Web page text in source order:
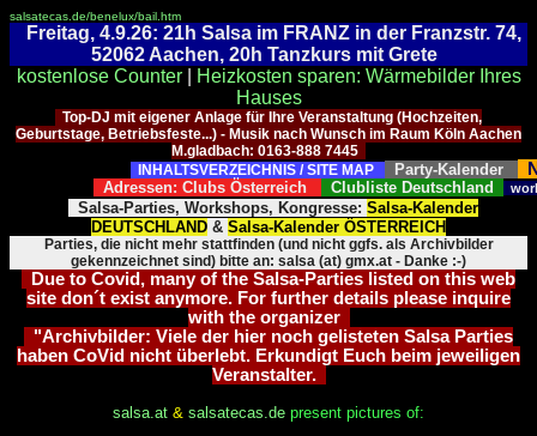
salsatecas.de/benelux/bail.htm
Freitag, 4.9.26: 21h Salsa im FRANZ in der Franzstr. 74,
52062 Aachen, 20h Tanzkurs mit Grete
kostenlose Counter|
Heizkosten sparen: Wärmebilder Ihres
Hauses
Top-DJ mit eigener Anlage für Ihre Veranstaltung (Hochzeiten,
Geburtstage, Betriebsfeste...) - Musik nach Wunsch im Raum Köln Aachen
M.gladbach: 0163-888 7445
INHALTSVERZEICHNIS / SITE MAP
Party-Kalender
Adressen: Clubs Österreich Clubliste Deutschland
Salsa-Parties, Workshops, Kongresse: Salsa-Kalender
DEUTSCHLAND & Salsa-Kalender ÖSTERREICH
Parties, die nicht mehr stattfinden (und nicht ggfs. als Archivbilder
gekennzeichnet sind) bitte an: salsa (at) gmx.at - Danke :-)
Due to Covid, many of the Salsa-Parties listed on this web
site don´t exist anymore. For further details please inquire
with the organizer
"Archivbilder: Viele der hier noch gelisteten Salsa Parties
haben CoVid nicht überlebt. Erkundigt Euch beim jeweiligen
Veranstalter.
salsa.at & salsatecas.de present pictures of: